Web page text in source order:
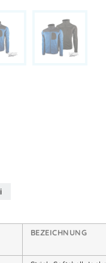
BEZEICHNUNG